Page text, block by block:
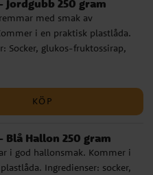
Jordgubb 250 gram
med smak av
i en praktisk plastlåda.
Socker, glukos-fruktossirap,
vatten, syror (E330,
medel (E420ii),
(E471), aromer,
/ 505 kcal | Fett 25,4 g varav
g | Kolhydrater 59,5 g varav
| Protein 8,3 g | Salt 0,4 g
KÖP
Blå Hallon 250 gram
i god hallonsmak. Kommer i
Ingredienser: socker,